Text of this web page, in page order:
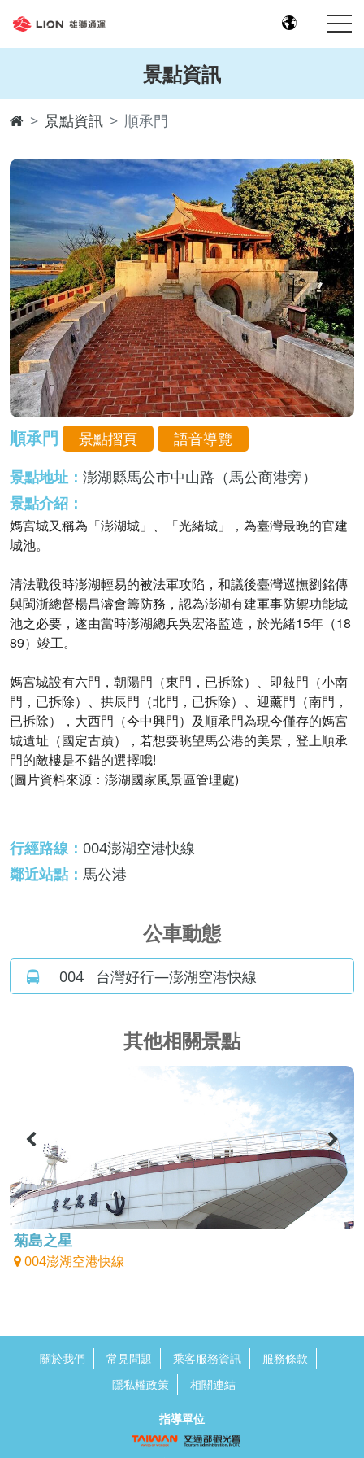
景點資訊
景點資訊 順承門
順承門 景點摺頁
語音導覽
景點地址： 澎湖縣馬公市中山路（馬公商港旁）
景點介紹：
媽宮城又稱為「澎湖城」、「光緒城」，為臺灣最晚的官建
城池。
清法戰役時澎湖輕易的被法軍攻陷，和議後臺灣巡撫劉銘傳
與閩浙總督楊昌濬會籌防務，認為澎湖有建軍事防禦功能城
池之必要，遂由當時澎湖總兵吳宏洛監造，於光緒15年（18
89）竣工。
媽宮城設有六門，朝陽門（東門，已拆除）、即敍門（小南
門，已拆除）、拱辰門（北門，已拆除）、迎薰門（南門，
已拆除），大西門（今中興門）及順承門為現今僅存的媽宮
城遺址（國定古蹟），若想要眺望馬公港的美景，登上順承
門的敵樓是不錯的選擇哦!
(圖片資料來源：澎湖國家風景區管理處)
行經路線： 004澎湖空港快線
鄰近站點： 馬公港
公車動態
004 台灣好行—澎湖空港快線
其他相關景點
菊島之星
004澎湖空港快線
關於我們 常見問題 乘客服務資訊
服務條款
隱私權政策
相關連結
指導單位